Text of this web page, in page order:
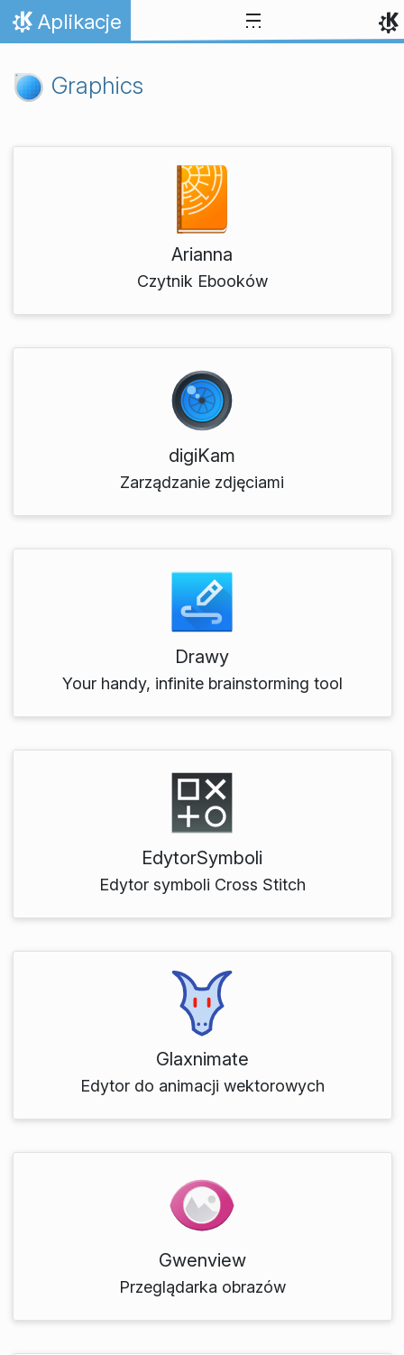
Przejdź to treści
Strona domowa
Aplikacje
Graphics
Arianna
Czytnik Ebooków
digiKam
Zarządzanie zdjęciami
Drawy
Your handy, infinite brainstorming tool
EdytorSymboli
Edytor symboli Cross Stitch
Glaxnimate
Edytor do animacji wektorowych
Gwenview
Przeglądarka obrazów